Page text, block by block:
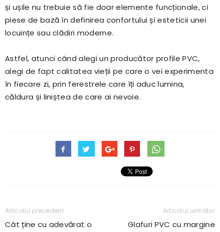
și ușile nu trebuie să fie doar elemente funcționale, ci
piese de bază în definirea confortului și esteticii unei
locuințe sau clădiri moderne.
Astfel, atunci când alegi un producător profile PVC,
alegi de fapt calitatea vieții pe care o vei experimenta
în fiecare zi, prin ferestrele care îți aduc lumina,
căldura și liniștea de care ai nevoie.
Articolul precedent
Cât ține cu adevărat o
Articolul următor
Glafuri PVC cu margine